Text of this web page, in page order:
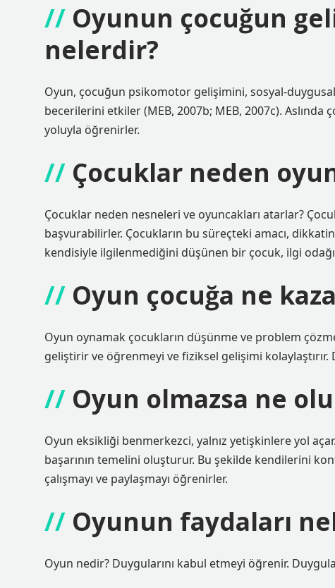
Oyunun çocuğun
nelerdir?
Oyun, çocuğun psikomotor gelişimini, sosyal-
becerilerini etkiler (MEB, 2007b; MEB, 2007c).
yoluyla öğrenirler.
Çocuklar neden
Çocuklar neden nesneleri ve oyuncakları atarlar?
başvurabilirler. Çocukların bu süreçteki amacı,
kendisiyle ilgilenmediğini düşünen bir çocuk, ilgi
Oyun çocuğa ne
Oyun oynamak çocukların düşünme ve problem
geliştirir ve öğrenmeyi ve fiziksel gelişimi kolaylaştırır.
Oyun olmazsa ne
Oyun eksikliği benmerkezci, yalnız yetişkinlere yol
başarının temelini oluşturur. Bu şekilde kendilerini
çalışmayı ve paylaşmayı öğrenirler.
Oyunun faydaları
Oyun nedir? Duygularını kabul etmeyi öğrenir.